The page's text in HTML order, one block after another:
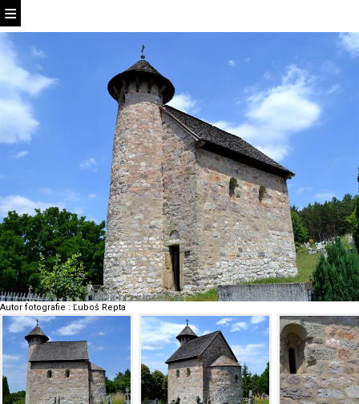
Autor fotografie : Ľuboš Repta